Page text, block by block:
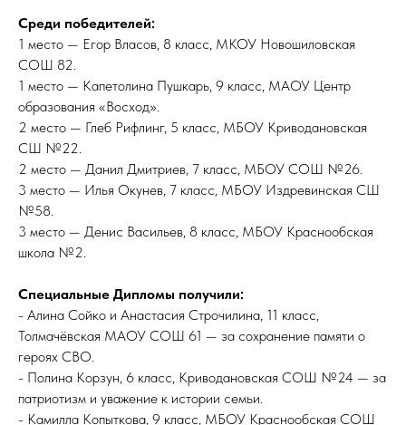
Среди победителей:
1 место — Егор Власов, 8 класс, МКОУ Новошиловская
СОШ 82.
1 место — Капетолина Пушкарь, 9 класс, МАОУ Центр
образования «Восход».
2 место — Глеб Рифлинг, 5 класс, МБОУ Криводановская
СШ №22.
2 место — Данил Дмитриев, 7 класс, МБОУ СОШ №26.
3 место — Илья Окунев, 7 класс, МБОУ Издревинская СШ
№58.
3 место — Денис Васильев, 8 класс, МБОУ Краснообская
школа №2.
Специальные Дипломы получили:
- Алина Сойко и Анастасия Строчилина, 11 класс,
Толмачёвская МАОУ СОШ 61 — за сохранение памяти о
героях СВО.
- Полина Корзун, 6 класс, Криводановская СОШ №24 — за
патриотизм и уважение к истории семьи.
- Камилла Копыткова, 9 класс, МБОУ Краснообская СОШ